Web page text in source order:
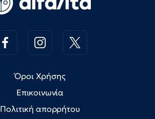
Όροι Χρήσης
Επικοινωνία
Πολιτική απορρήτου